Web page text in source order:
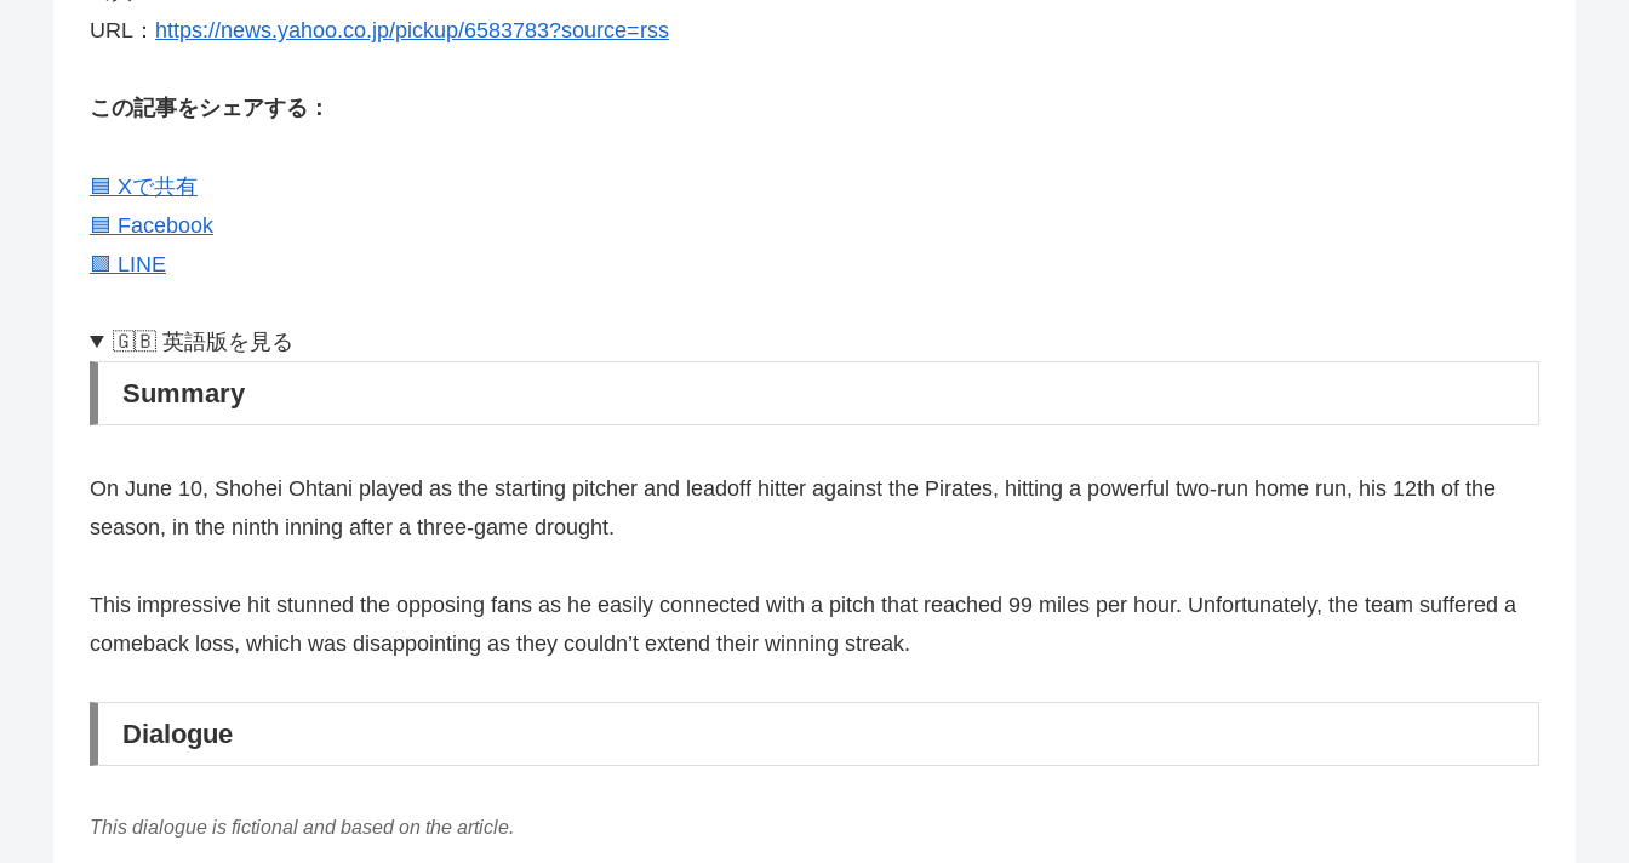
URL： https://news.yahoo.co.jp/pickup/6583783?source=rss
この記事をシェアする：
🟦 Xで共有
🟦 Facebook
🟩 LINE
🇬🇧 英語版を見る
Summary
On June 10, Shohei Ohtani played as the starting pitcher and leadoff hitter against the Pirates, hitting a powerful two-run home run, his 12th of the
season, in the ninth inning after a three-game drought.
This impressive hit stunned the opposing fans as he easily connected with a pitch that reached 99 miles per hour. Unfortunately, the team suffered a
comeback loss, which was disappointing as they couldn’t extend their winning streak.
Dialogue
This dialogue is fictional and based on the article.